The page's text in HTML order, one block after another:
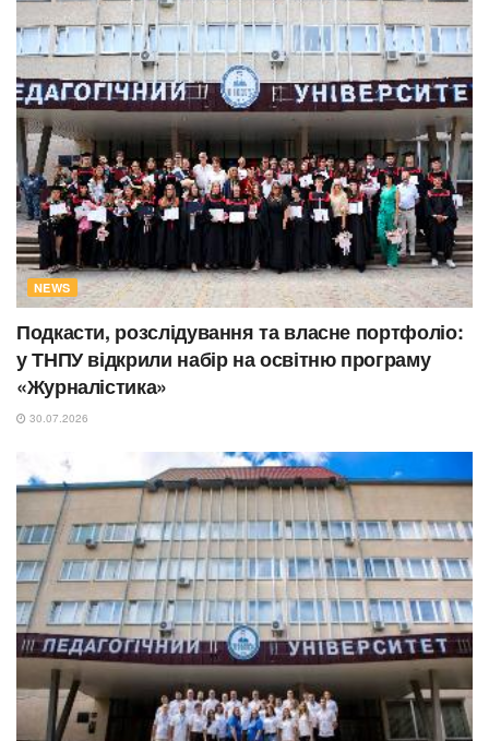
NEWS
Подкасти, розслідування та власне портфоліо:
у ТНПУ відкрили набір на освітню програму
«Журналістика»
30.07.2026